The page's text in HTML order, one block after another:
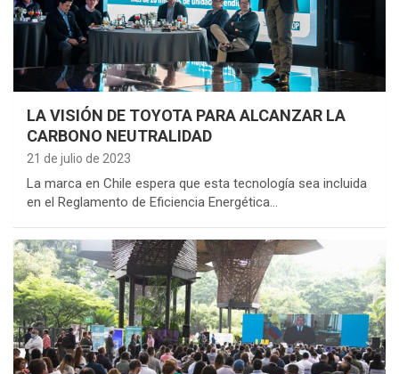
LA VISIÓN DE TOYOTA PARA ALCANZAR LA
CARBONO NEUTRALIDAD
21 de julio de 2023
La marca en Chile espera que esta tecnología sea incluida
en el Reglamento de Eficiencia Energética…